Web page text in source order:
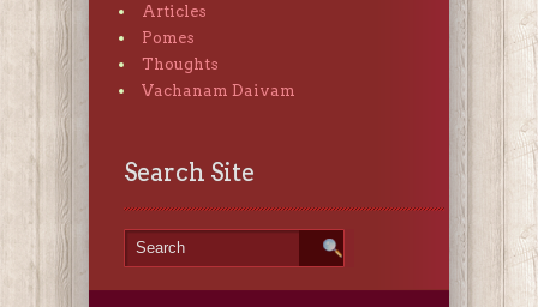
Articles
Pomes
Thoughts
Vachanam Daivam
Search Site